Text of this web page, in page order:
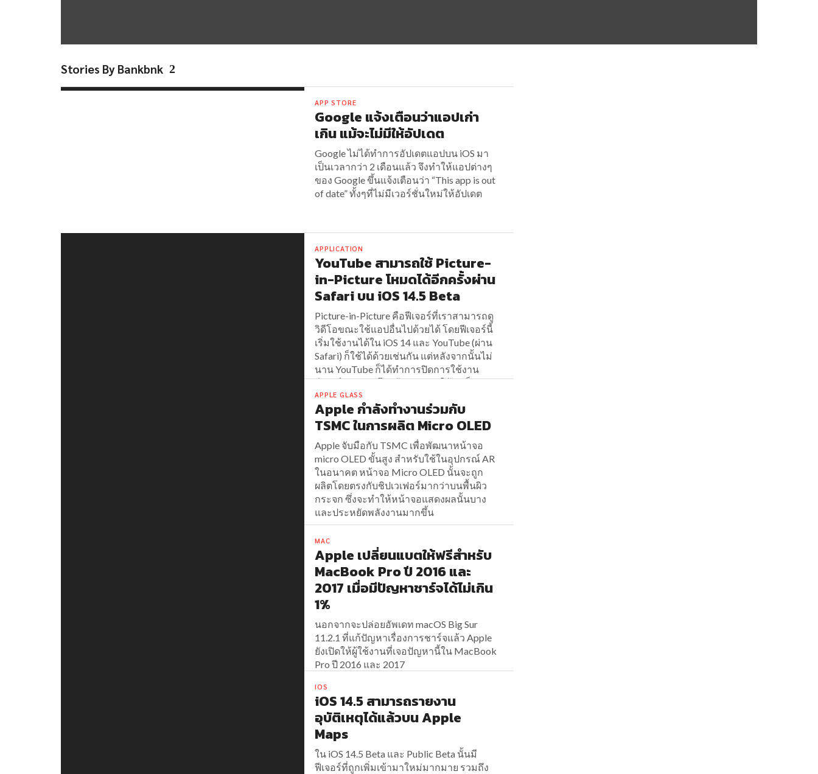
Stories By Bankbnk
APP STORE
Google แจ้งเตือนว่าแอปเก่า
เกิน แม้จะไม่มีให้อัปเดต
Google ไม่ได้ทำการอัปเดตแอปบน iOS มา
เป็นเวลากว่า 2 เดือนแล้ว จึงทำให้แอปต่างๆ
ของ Google ขึ้นแจ้งเตือนว่า “This app is out
of date” ทั้งๆที่ไม่มีเวอร์ชั่นใหม่ให้อัปเดต
APPLICATION
YouTube สามารถใช้ Picture-
in-Picture โหมดได้อีกครั้งผ่าน
Safari บน iOS 14.5 Beta
Picture-in-Picture คือฟีเจอร์ที่เราสามารถดู
วิดีโอขณะใช้แอปอื่นไปด้วยได้ โดยฟีเจอร์นี้
เริ่มใช้งานได้ใน iOS 14 และ YouTube (ผ่าน
Safari) ก็ใช้ได้ด้วยเช่นกัน แต่หลังจากนั้นไม่
นาน YouTube ก็ได้ทำการปิดการใช้งาน
ฟีเจอร์ดังกล่าว โดยถ้าอยากจะใช้จำเป็นจะ
ต้องมี YouTube Premium
APPLE GLASS
Apple กำลังทำงานร่วมกับ
TSMC ในการผลิต Micro OLED
Apple จับมือกับ TSMC เพื่อพัฒนาหน้าจอ
micro OLED ขั้นสูง สำหรับใช้ในอุปกรณ์ AR
ในอนาคต หน้าจอ Micro OLED นั้นจะถูก
ผลิตโดยตรงกับชิปเวเฟอร์มากว่าบนพื้นผิว
กระจก ซึ่งจะทำให้หน้าจอแสดงผลนั้นบาง
และประหยัดพลังงานมากขึ้น
MAC
Apple เปลี่ยนแบตให้ฟรีสำหรับ
MacBook Pro ปี 2016 และ
2017 เมื่อมีปัญหาชาร์จได้ไม่เกิน
1%
นอกจากจะปล่อยอัพเดท macOS Big Sur
11.2.1 ที่แก้ปัญหาเรื่องการชาร์จแล้ว Apple
ยังเปิดให้ผู้ใช้งานที่เจอปัญหานี้ใน MacBook
Pro ปี 2016 และ 2017
IOS
iOS 14.5 สามารถรายงาน
อุบัติเหตุได้แล้วบน Apple
Maps
ใน iOS 14.5 Beta และ Public Beta นั้นมี
ฟีเจอร์ที่ถูกเพิ่มเข้ามาใหม่มากมาย รวมถึง